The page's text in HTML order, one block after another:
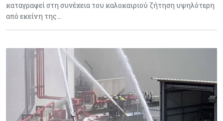
καταγραφεί στη συνέχεια του καλοκαιριού ζήτηση υψηλότερη
από εκείνη της…